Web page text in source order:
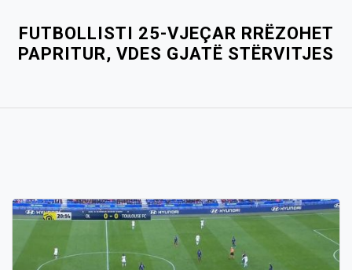
FUTBOLLISTI 25-VJEÇAR RRËZOHET
PAPRITUR, VDES GJATË STËRVITJES